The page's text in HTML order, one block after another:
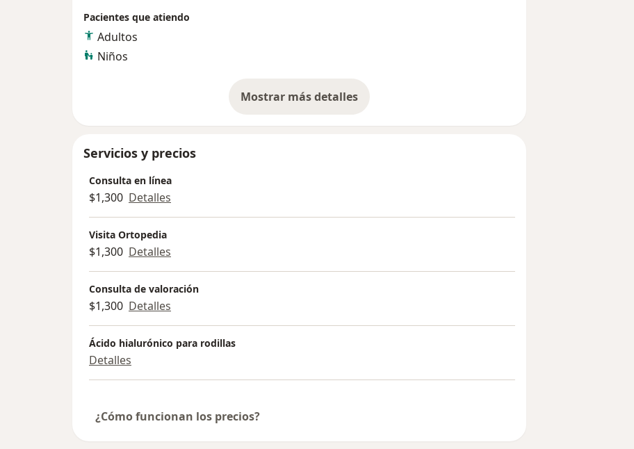
Pacientes que atiendo
Adultos
Niños
Mostrar más detalles
sobre la experiencia
Servicios y precios
Consulta en línea
$1,300 Detalles
Visita Ortopedia
$1,300 Detalles
Consulta de valoración
$1,300 Detalles
Ácido hialurónico para rodillas
Detalles
¿Cómo funcionan los precios?